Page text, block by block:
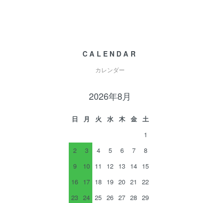
CALENDAR
カレンダー
2026年8月
日 月 火 水 木 金
土
1
2
3 4 5 6 7
8
9
10 11 12 13 14 15
16 17 18 19 20 21
22
23 24 25 26 27 28 29